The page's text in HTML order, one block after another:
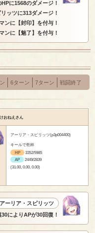
に1568のダメージ！
ッツに313ダメージ！
ンに【封印】を付与！
ンに【魅了】を付与！
6ターン 7ターン 戦闘終了
おねえさん
アーリア・スピリッツ(p3p004400)
キールで乾杯
HP
3352/5985
AP
2449/2839
(31.00, 0.00, 0.00)
アーリア・スピリッツ
30によりAPが30回復！